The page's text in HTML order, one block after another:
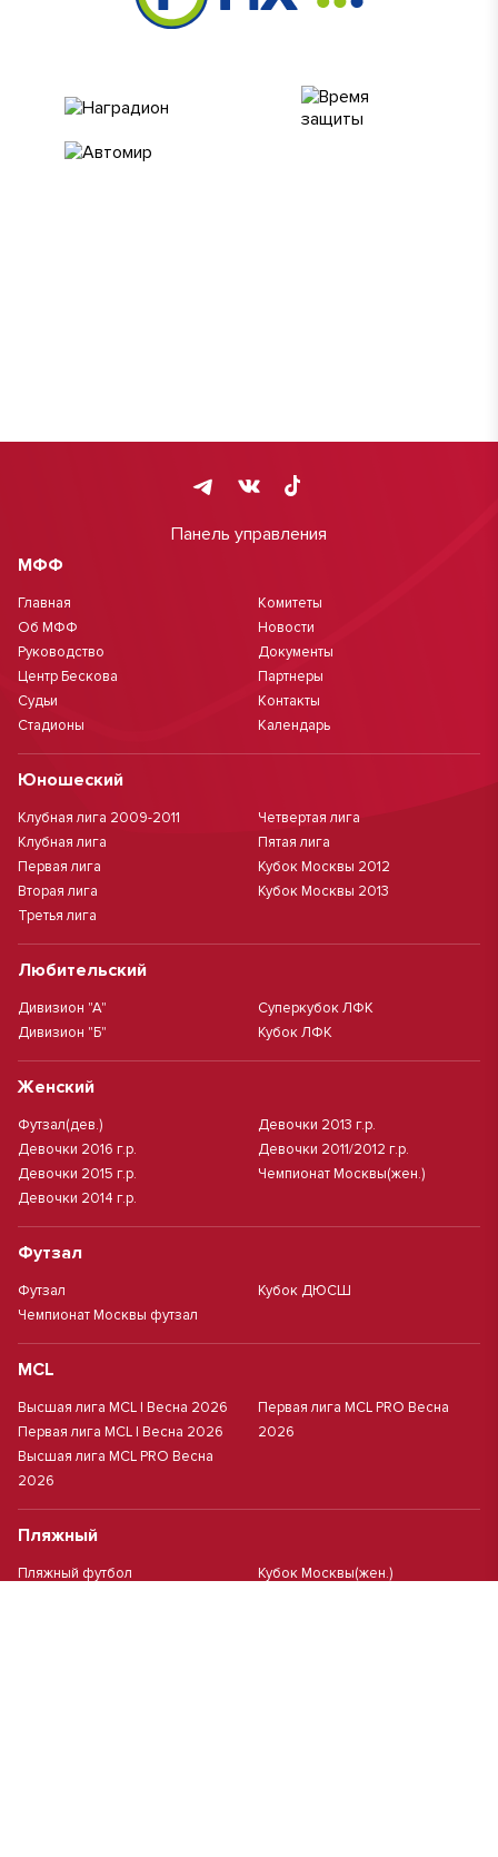
Панель управления
МФФ
Главная
Об МФФ
Руководство
Центр Бескова
Судьи
Стадионы
Комитеты
Новости
Документы
Партнеры
Контакты
Календарь
Юношеский
Клубная лига 2009-2011
Клубная лига
Первая лига
Вторая лига
Третья лига
Четвертая лига
Пятая лига
Кубок Москвы 2012
Кубок Москвы 2013
Любительский
Дивизион "А"
Дивизион "Б"
Суперкубок ЛФК
Кубок ЛФК
Женский
Футзал(дев.)
Девочки 2016 г.р.
Девочки 2015 г.р.
Девочки 2014 г.р.
Девочки 2013 г.р.
Девочки 2011/2012 г.р.
Чемпионат Москвы(жен.)
Футзал
Футзал
Чемпионат Москвы футзал
Кубок ДЮСШ
MCL
Высшая лига MCL | Весна 2026
Первая лига MCL | Весна 2026
Высшая лига MCL PRO Весна
2026
Первая лига MCL PRO Весна
2026
Пляжный
Пляжный футбол Кубок Москвы(жен.)